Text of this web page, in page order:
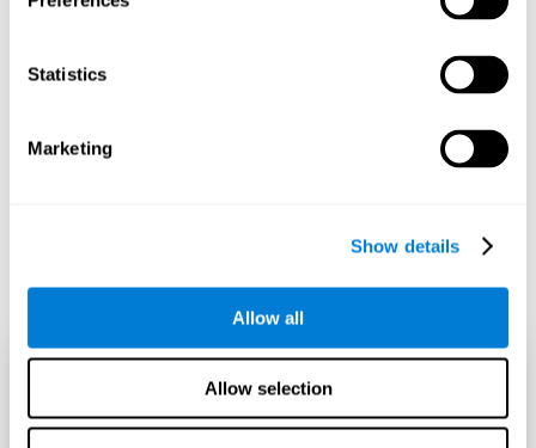
Statistics
Marketing
Show details
Allow all
Allow selection